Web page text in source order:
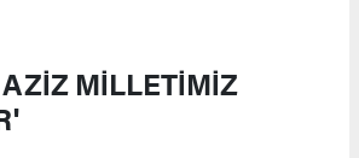
MİLLETİMİZ